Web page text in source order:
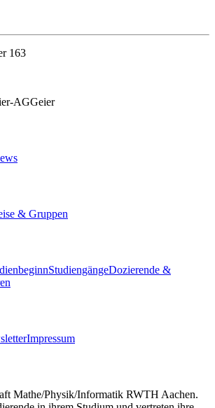
AGGeier
& Gruppen
StudiengängeDozierende &
Impressum
Mathe/Physik/Informatik RWTH Aachen.